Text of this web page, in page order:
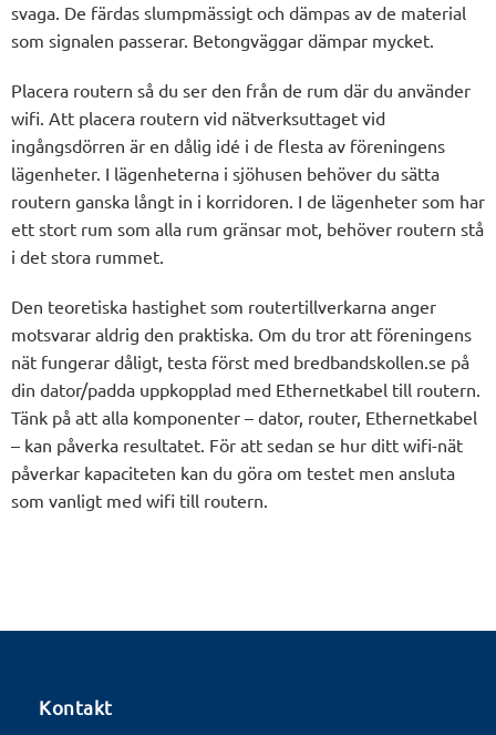
svaga. De färdas slumpmässigt och dämpas av de material
som signalen passerar. Betongväggar dämpar mycket.
Placera routern så du ser den från de rum där du använder
wifi. Att placera routern vid nätverksuttaget vid
ingångsdörren är en dålig idé i de flesta av föreningens
lägenheter. I lägenheterna i sjöhusen behöver du sätta
routern ganska långt in i korridoren. I de lägenheter som har
ett stort rum som alla rum gränsar mot, behöver routern stå
i det stora rummet.
Den teoretiska hastighet som routertillverkarna anger
motsvarar aldrig den praktiska. Om du tror att föreningens
nät fungerar dåligt, testa först med bredbandskollen.se på
din dator/padda uppkopplad med Ethernetkabel till routern.
Tänk på att alla komponenter – dator, router, Ethernetkabel
– kan påverka resultatet. För att sedan se hur ditt wifi-nät
påverkar kapaciteten kan du göra om testet men ansluta
som vanligt med wifi till routern.
Kontakt